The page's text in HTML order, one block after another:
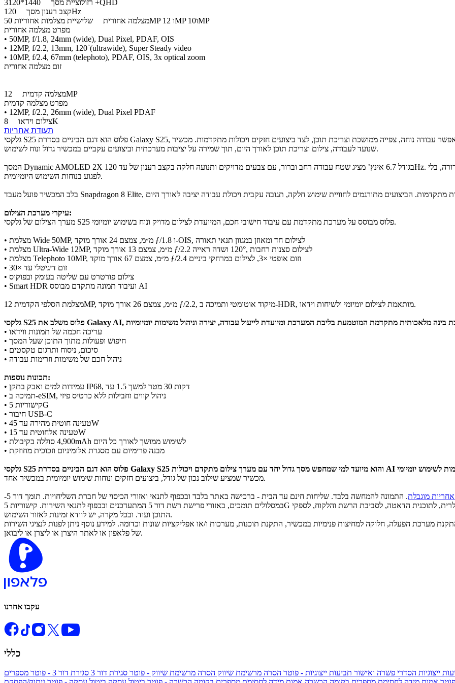
רזולוציית מסך 1440*3120 +QHD
קצב רענון מסך120Hz
מצלמה אחורית
שלישיית מצלמות אחוריות 50MP ו 12MP ו10MP
מפרט מצלמה אחורית
• 50MP, f/1.8, 24mm (wide), Dual Pixel, PDAF, OIS
• 12MP, f/2.2, 13mm, 120˚(ultrawide), Super Steady video
• 10MP, f/2.4, 67mm (telephoto), PDAF, OIS, 3x optical zoom
זום מצלמה אחורית
מצלמה קדמית12MP
מפרט מצלמה קדמית
• 12MP, f/2.2, 26mm (wide), Dual Pixel PDAF
צילום וידאו8K
תעודת אחריות
גלקסי S25 פלוס הוא דגם הביניים בסדרת Galaxy S25, עם דגש על חוויית פרימיום יומיומית ושימוש במסך גדול כיתרון מרכזי שמאפשר עבודה נוחה, צפייה ממושכת וצריכת תוכן, לצד ביצועים חזקים ויכולות מתקדמות. מכשיר
שנועד לעבודה, צילום וצריכת תוכן לאורך היום, תוך שמירה על יציבות מערכתית וביצועים עקביים במכשיר גדול ונוח לשימוש.
המסך Dynamic AMOLED 2X בגודל 6.7 אינץ’ מציג שטח עבודה רחב וברור, עם צבעים מדויקים ותנועה חלקה בקצב רענון של עד 120Hz. הגודל מאפשר עבודה עם תוכן, קריאה וצפייה ממושכת בצורה נוחה וברורה, בלי
לפגוע בנוחות השימוש היומיומית.
עיקרי מערכת הצילום:
מערך הצילום של גלקסי S25 פלוס מבוסס על מערכת מתקדמת עם עיבוד חישובי חכם, המיועדת לצילום מדויק ונוח בשימוש יומיומי.
• מצלמת Wide 50MP, אורך מוקד ‎24‎ מ״מ, צמצם ƒ/1.8 ו-OIS, לצילום חד ומאוזן במגוון תנאי תאורה
• מצלמת Ultra-Wide 12MP, אורך מוקד ‎13‎ מ״מ, צמצם ƒ/2.2 ושדה ראייה ‎120°‎, לצילום סצנות רחבות
• מצלמת Telephoto 10MP, אורך מוקד ‎67‎ מ״מ, צמצם ƒ/2.4 וזום אופטי ×3, לצילום במרחקי ביניים
• זום דיגיטלי עד ×30
• צילום פורטרט עם שליטה בעומק ובפוקוס
• Smart HDR ועיבוד תמונה מתקדם מבוסס AI
מצלמת הסלפי הקדמית 12MP, אורך מוקד ‎26‎ מ״מ, צמצם ƒ/2.2, מיקוד אוטומטי ותמיכה ב-HDR, מותאמת לצילום יומיומי ולשיחות וידאו.
גלקסי S25 פלוס
• עריכה חכמה של תמונות ווידאו
• חיפוש ופעולות מתוך התוכן שעל המסך
• סיכום, ניסוח ותרגום טקסטים
• ניהול חכם של משימות וזרימות עבודה
תכונות נוספות:
• עמידות למים ואבק בתקן IP68, עד ‎1.5‎ מטר למשך ‎30‎ דקות
• תמיכה ב-eSIM, ניהול קווים וחבילות ללא כרטיס פיזי
• קישוריות 5G
• חיבור USB-C
• טעינה חוטית מהירה עד 45W
• טעינה אלחוטית עד 15W
• סוללה בקיבולת ‎4,900‎mAh לשימוש ממושך לאורך כל היום
• מבנה פרימיום עם מסגרת אלומיניום וזכוכית מחוזקת
מכשיר שמציע שילוב נכון של גודל, ביצועים חזקים ונוחות שימוש יומיומית במכשיר אחד.
מוגבלת
. התמונה להמחשה בלבד. שליחות חינם עד הבית - ברכישה באתר בלבד ובכפוף לתנאי ואזורי הכיסוי של חברת השליחויות. תומך דור 5-
במסלולים תומכים, באזורי פרישת רשת דור 5 המתעדכנים ובכפוף לתנאי השירות. קישוריות 5G ומהירות הרשת בפועל, יכולה להשתנות בהתאם למדינה, למפעילה הסלולרית, לתוכנית הדאטה, לסביבת הרשת והלקוח, לספקי
התוכן ועוד. ובכל מקרה, יש לוודא זמינות לאזור השימוש.
מערכת הפעלה, חלוקה למחיצות פנימיות במכשיר, התקנת תוכנות, מערכות ו/או אפליקציות שונות וכדומה. למידע נוסף ניתן לפנות לנציגי השירות
של פלאפון או לאתר היצרן או ליצרן או ליבואן.
עקבו אחרנו
כללי
ייצוגיות הסדרי פשרה ואישור תביעות ייצוגיות - פוטר הסרה מרשימת שיווק הסרה מרשימת שיווק - פוטר סגירת דור 3 סגירת דור 3 - פוטר
מספרים